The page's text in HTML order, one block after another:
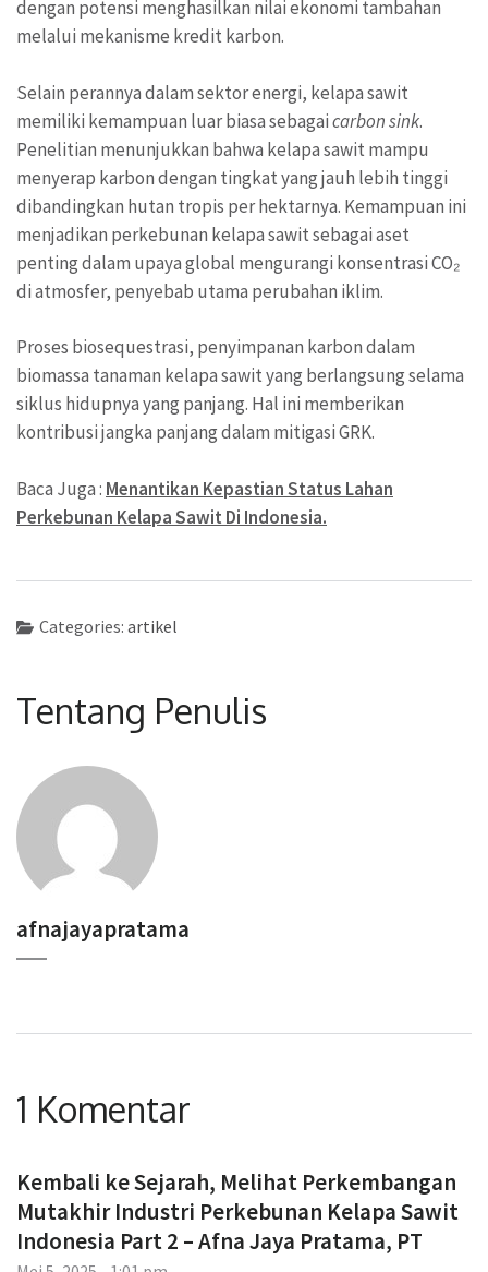
dengan potensi menghasilkan nilai ekonomi tambahan
melalui mekanisme kredit karbon.
Selain perannya dalam sektor energi, kelapa sawit
memiliki kemampuan luar biasa sebagaicarbon sink.
Penelitian menunjukkan bahwa kelapa sawit mampu
menyerap karbon dengan tingkat yang jauh lebih tinggi
dibandingkan hutan tropis per hektarnya. Kemampuan ini
menjadikan perkebunan kelapa sawit sebagai aset
penting dalam upaya global mengurangi konsentrasi CO₂
di atmosfer, penyebab utama perubahan iklim.
Proses biosequestrasi, penyimpanan karbon dalam
biomassa tanaman kelapa sawit yang berlangsung selama
siklus hidupnya yang panjang. Hal ini memberikan
kontribusi jangka panjang dalam mitigasi GRK.
Baca Juga : Menantikan Kepastian Status Lahan
Perkebunan Kelapa Sawit Di Indonesia.
Categories: artikel
Tentang Penulis
afnajayapratama
1 Komentar
Kembali ke Sejarah, Melihat Perkembangan
Mutakhir Industri Perkebunan Kelapa Sawit
Indonesia Part 2 – Afna Jaya Pratama, PT